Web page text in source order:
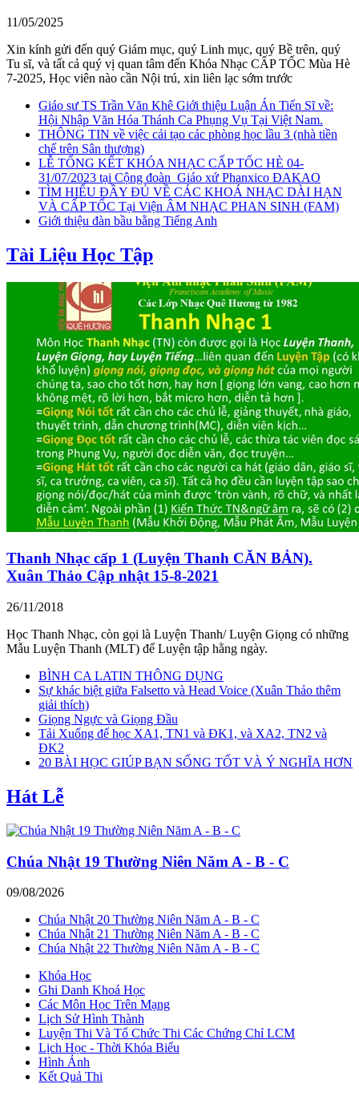
11/05/2025
Xin kính gửi đến quý Giám mục, quý Linh mục, quý Bề trên, quý
Tu sĩ, và tất cả quý vị quan tâm đến Khóa Nhạc CẤP TỐC Mùa Hè
7-2025, Học viên nào cần Nội trú, xin liên lạc sớm trước
Giáo sư TS Trần Văn Khê Giới thiệu Luận Án Tiến Sĩ về:
Hội Nhập Văn Hóa Thánh Ca Phụng Vụ Tại Việt Nam.
THÔNG TIN về việc cải tạo các phòng học lầu 3 (nhà tiền
chế trên Sân thượng)
LỄ TỔNG KẾT KHÓA NHẠC CẤP TỐC HÈ 04-
31/07/2023 tại Cộng đoàn_Giáo xứ Phanxico ĐAKAO
TÌM HIỂU ĐẦY ĐỦ VỀ CÁC KHOÁ NHẠC DÀI HẠN
VÀ CẤP TỐC Tại Viện ÂM NHẠC PHAN SINH (FAM)
Giới thiệu đàn bầu bằng Tiếng Anh
Tài Liệu Học Tập
Thanh Nhạc cấp 1 (Luyện Thanh CĂN BẢN).
Xuân Thảo Cập nhật 15-8-2021
26/11/2018
Học Thanh Nhạc, còn gọi là Luyện Thanh/ Luyện Giọng có những
Mẫu Luyện Thanh (MLT) để Luyện tập hằng ngày.
BÌNH CA LATIN THÔNG DỤNG
Sự khác biệt giữa Falsetto và Head Voice (Xuân Thảo thêm
giải thích)
Giọng Ngực và Giọng Đầu
Tải Xuống để học XA1, TN1 và ĐK1, và XA2, TN2 và
ĐK2
20 BÀI HỌC GIÚP BẠN SỐNG TỐT VÀ Ý NGHĨA HƠN
Hát Lễ
Chúa Nhật 19 Thường Niên Năm A - B - C
09/08/2026
Chúa Nhật 20 Thường Niên Năm A - B - C
Chúa Nhật 21 Thường Niên Năm A - B - C
Chúa Nhật 22 Thường Niên Năm A - B - C
Khóa Học
Ghi Danh Khoá Học
Các Môn Học Trên Mạng
Lịch Sử Hình Thành
Luyện Thi Và Tổ Chức Thi Các Chứng Chỉ LCM
Lịch Học - Thời Khóa Biểu
Hình Ảnh
Kết Quả Thi